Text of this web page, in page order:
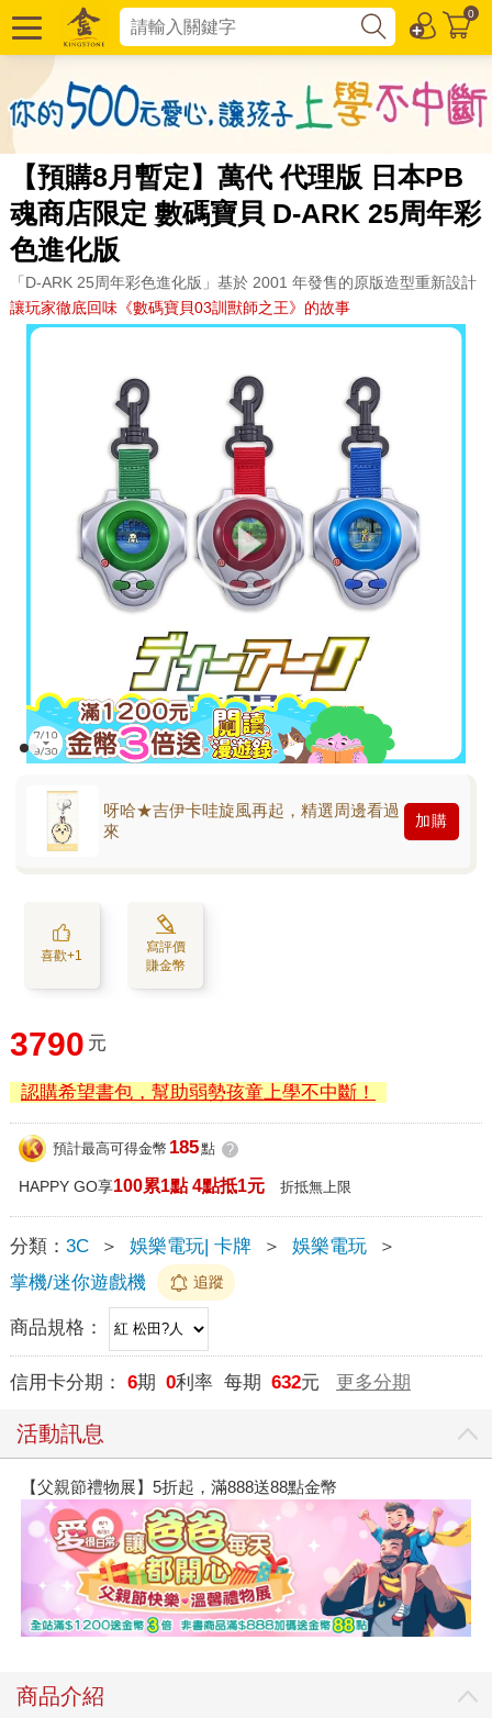
0
【預購8月暫定】萬代 代理版 日本PB
魂商店限定 數碼寶貝 D-ARK 25周年彩
色進化版
「D-ARK 25周年彩色進化版」基於 2001 年發售的原版造型重新設計
讓玩家徹底回味《數碼寶貝03訓獸師之王》的故事
呀哈★吉伊卡哇旋風再起，精選周邊看過
來
加購
喜歡+1
寫評價
賺金幣
3790 元
認購希望書包，幫助弱勢孩童上學不中斷！
預計最高可得金幣 185點 ?
HAPPY GO享100累1點 4點抵1元 折抵無上限
分類： 3C ＞ 娛樂電玩| 卡牌 ＞ 娛樂電玩
＞
掌機/迷你遊戲機
追蹤
商品規格：
信用卡分期： 6期 0利率 每期 632元 更多分期
活動訊息
【父親節禮物展】5折起，滿888送88點金幣
商品介紹